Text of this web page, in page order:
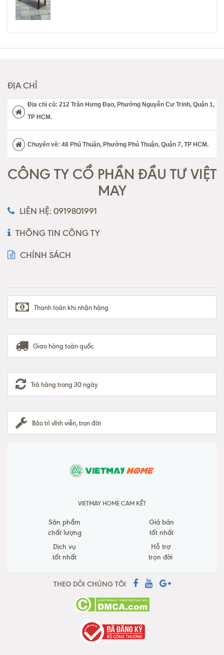
ĐỊA CHỈ
Địa chỉ cũ: 212 Trần Hưng Đạo, Phường Nguyễn Cư Trinh, Quận 1,
TP HCM.
Chuyển về: 48 Phú Thuận, Phường Phú Thuận, Quận 7, TP HCM.
CÔNG TY CỔ PHẦN ĐẦU TƯ VIỆT
MAY
LIÊN HỆ: 0919801991
THÔNG TIN CÔNG TY
CHÍNH SÁCH
Thanh toán khi nhận hàng
Giao hàng toàn quốc
Trả hàng trong 30 ngày
Bảo trì vĩnh viễn, trọn đời
VIETMAY HOME CAM KẾT
Sản phẩm
chất lượng
Giá bán
tốt nhất
Dịch vụ
tốt nhất
Hỗ trợ
trọn đời
THEO DÕI CHÚNG TÔI